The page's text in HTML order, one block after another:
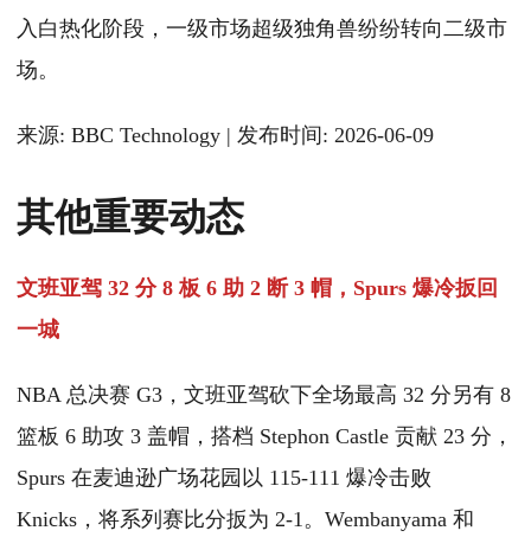
入白热化阶段，一级市场超级独角兽纷纷转向二级市
场。
来源: BBC Technology | 发布时间: 2026-06-09
其他重要动态
文班亚驾 32 分 8 板 6 助 2 断 3 帽，Spurs 爆冷扳回
一城
NBA 总决赛 G3，文班亚驾砍下全场最高 32 分另有 8
篮板 6 助攻 3 盖帽，搭档 Stephon Castle 贡献 23 分，
Spurs 在麦迪逊广场花园以 115-111 爆冷击败
Knicks，将系列赛比分扳为 2-1。Wembanyama 和